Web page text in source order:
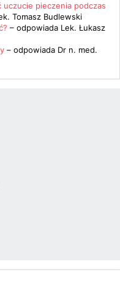
pieczenia podczas
Tomasz Budlewski
– odpowiada Lek. Łukasz
– odpowiada Dr n. med.